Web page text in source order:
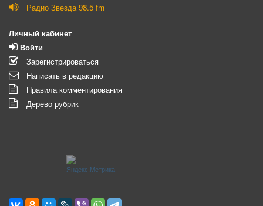
Радио Звезда 98.5 fm
Личный кабинет
Войти
Зарегистрироваться
Написать в редакцию
Правила комментирования
Дерево рубрик